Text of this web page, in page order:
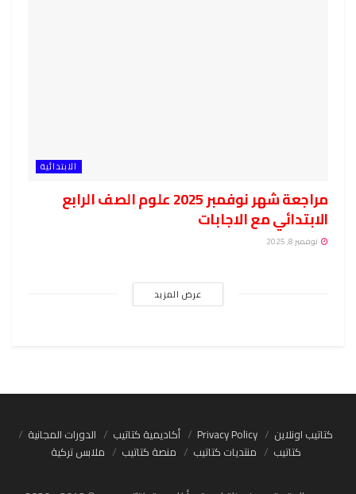
الابتدائية
مراجعة شهر نوفمبر 2025 علوم الصف الرابع
الابتدائي مع الاجابات
نوفمبر 8, 2025
عرض المزيد
كتاتيب اونلاين Privacy Policy أكاديمية كتاتيب
الدورات المجانية
كتاتيب
منتديات كتاتيب منصة كتاتيب ملابس تركية